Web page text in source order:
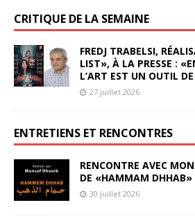
CRITIQUE DE LA SEMAINE
FREDJ TRABELSI,
LIST», À LA PRESSE :
L’ART EST UN OUTIL
27 juillet 2026
ENTRETIENS ET RENCONTRES
RENCONTRE AVEC
DE «HAMMAM DHHAB»
30 juillet 2026